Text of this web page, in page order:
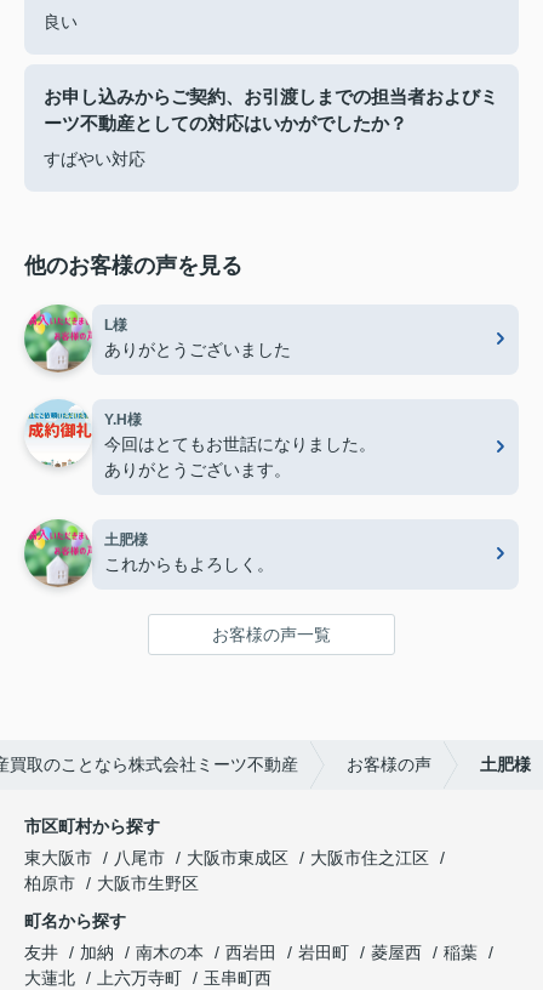
良い
お申し込みからご契約、お引渡しまでの担当者およびミ
ーツ不動産としての対応はいかがでしたか？
すばやい対応
他のお客様の声を見る
L様
ありがとうございました
Y.H様
今回はとてもお世話になりました。
ありがとうございます。
土肥様
これからもよろしく。
お客様の声一覧
買取のことなら株式会社ミーツ不動産 お客様の声 土肥様
市区町村から探す
東大阪市
八尾市 大阪市東成区
大阪市住之江区
柏原市
大阪市生野区
町名から探す
友井
加納 南木の本 西岩田 岩田町 菱屋西
稲葉
大蓮北
上六万寺町
玉串町西